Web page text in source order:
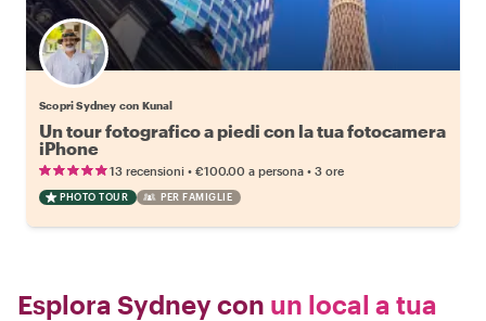
Scopri Sydney con Kunal
Un tour fotografico a piedi con la tua fotocamera
iPhone
13 recensioni • €100.00 a persona • 3 ore
PHOTO TOUR PER FAMIGLIE
Esplora Sydney con un local a tua